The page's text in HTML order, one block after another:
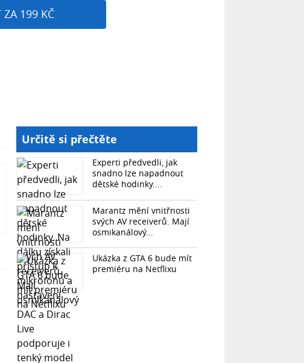
ZA 199 KČ
Určitě si přečtěte
Experti předvedli, jak
snadno lze napadnout
dětské hodinky....
Marantz mění vnitřnosti
svých AV receiverů. Mají
osmikanálový...
Ukázka z GTA 6 bude mít
premiéru na Netflixu